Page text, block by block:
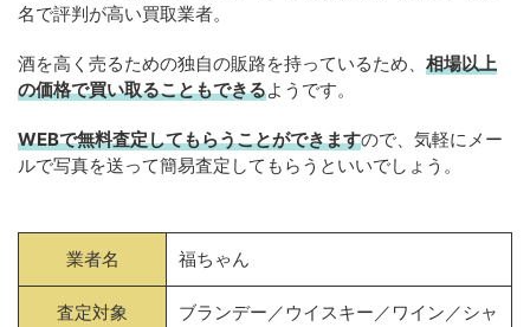
名で評判が高い買取業者。
酒を高く売るための独自の販路を持っているため、 相場以上
の価格で買い取ることもできるようです。
WEBで無料査定してもらうことができますので、気軽にメー
ルで写真を送って簡易査定してもらうといいでしょう。
業者名 福ちゃん
査定対象
ブランデー／ウイスキー／ワイン／シャ